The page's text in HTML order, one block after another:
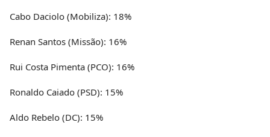
Cabo Daciolo (Mobiliza): 18%
Renan Santos (Missão): 16%
Rui Costa Pimenta (PCO): 16%
Ronaldo Caiado (PSD): 15%
Aldo Rebelo (DC): 15%